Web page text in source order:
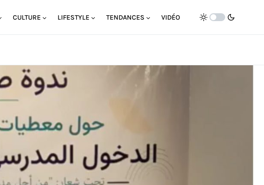
CULTURE LIFESTYLE TENDANCES VIDÉO